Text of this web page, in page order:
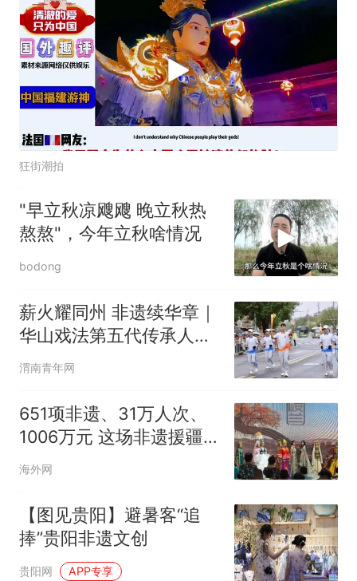
狂街潮拍
"早立秋凉飕飕 晚立秋热
熬熬"，今年立秋啥情况
bodong
薪火耀同州 非遗续华章｜
华山戏法第五代传承人贾
博涛担任省十八运大荔站
渭南青年网
651项非遗、31万人次、
1006万元 这场非遗援疆
展示活动让“老手艺”变成
海外网
【图见贵阳】避暑客“追
捧”贵阳非遗文创
贵阳网 APP专享